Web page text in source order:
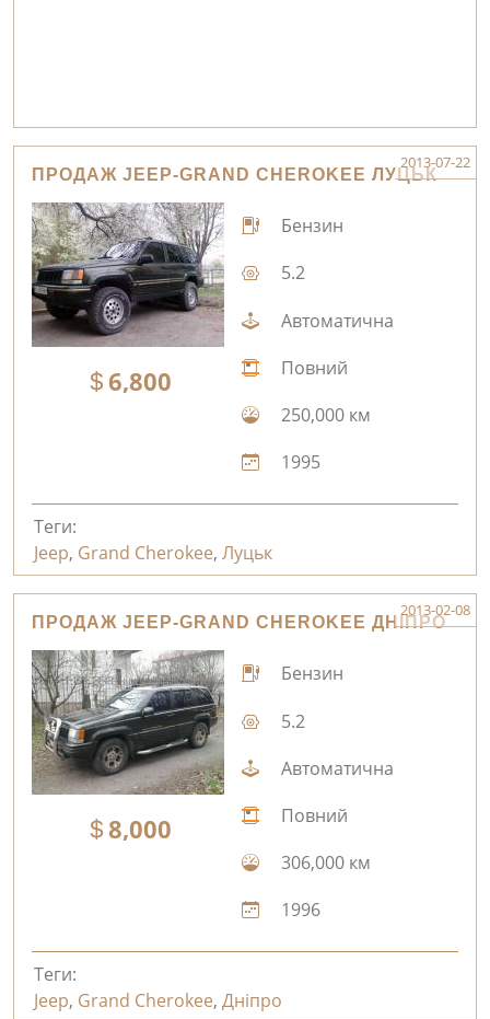
ПРОДАЖ JEEP-GRAND CHEROKEE ЛУЦЬК
2013-07-22
6,800
Бензин
5.2
Автоматична
Повний
250,000 км
1995
Теги:
Jeep, Grand Cherokee, Луцьк
ПРОДАЖ JEEP-GRAND CHEROKEE ДНІПРО
2013-02-08
8,000
Бензин
5.2
Автоматична
Повний
306,000 км
1996
Теги:
Jeep, Grand Cherokee, Дніпро